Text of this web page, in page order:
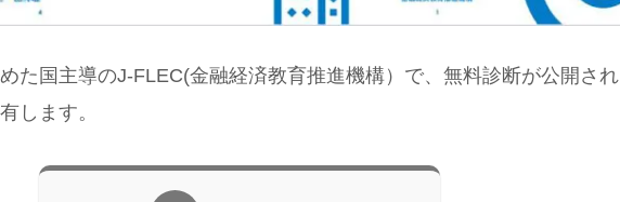
た国主導のJ-FLEC(金融経済教育推進機構）で、無料診断が公開され
します。